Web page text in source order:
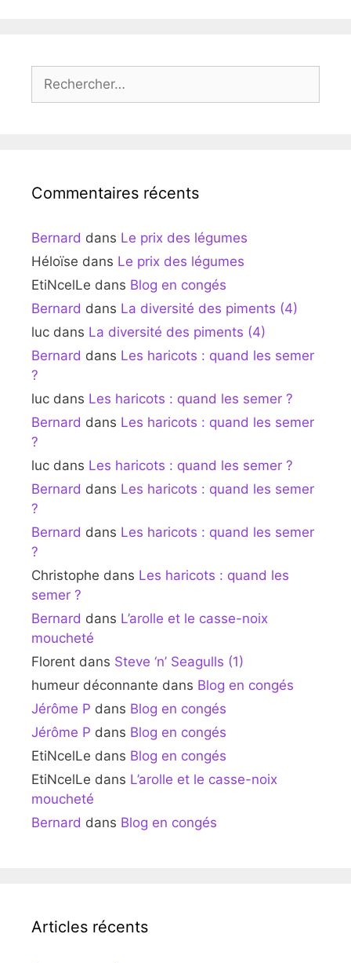
Rechercher :
Commentaires récents
Bernard dans Le prix des légumes
Héloïse dans Le prix des légumes
EtiNcelLe dans Blog en congés
Bernard dans La diversité des piments (4)
luc dans La diversité des piments (4)
Bernard dans Les haricots : quand les semer
?
luc dans Les haricots : quand les semer ?
Bernard dans Les haricots : quand les semer
?
luc dans Les haricots : quand les semer ?
Bernard dans Les haricots : quand les semer
?
Bernard dans Les haricots : quand les semer
?
Christophe dans Les haricots : quand les
semer ?
Bernard dans L’arolle et le casse-noix
moucheté
Florent dans Steve ‘n’ Seagulls (1)
humeur déconnante dans Blog en congés
Jérôme P dans Blog en congés
Jérôme P dans Blog en congés
EtiNcelLe dans Blog en congés
EtiNcelLe dans L’arolle et le casse-noix
moucheté
Bernard dans Blog en congés
Articles récents